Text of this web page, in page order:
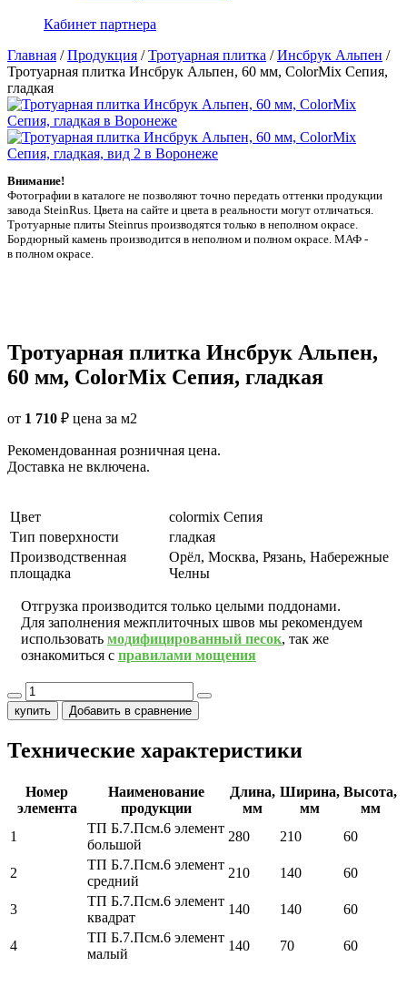
Кабинет партнера
Главная /Продукция /Тротуарная плитка /Инсбрук Альпен /
Тротуарная плитка Инсбрук Альпен, 60 мм, ColorMix Сепия,
гладкая
Внимание!
Фотографии в каталоге не позволяют точно передать оттенки продукции
заводa SteinRus. Цвета на сайте и цвета в реальности могут отличаться.
Тротуарные плиты Steinrus производятся только в неполном окрасе.
Бордюрный камень производится в неполном и полном окрасе. МАФ -
в полном окрасе.
Тротуарная плитка Инсбрук Альпен,
60 мм, ColorMix Сепия, гладкая
от 1 710 ₽ цена за м2
Рекомендованная розничная цена.
Доставка не включена.
Цвет
colormix Сепия
Тип поверхности
гладкая
Производственная
площадка
Орёл, Москва, Рязань, Набережные
Челны
Отгрузка производится только целыми поддонами.
Для заполнения межплиточных швов мы рекомендуем
использовать модифицированный песок, так же
ознакомиться с правилами мощения
купить Добавить в сравнение
Технические характеристики
Номер
элемента
Наименование
продукции
Длина,
мм
Ширина,
мм
Высота,
мм
1
ТП Б.7.Псм.6 элемент
большой
280 210 60
2
ТП Б.7.Псм.6 элемент
средний
210 140 60
3
ТП Б.7.Псм.6 элемент
квадрат
140 140 60
4
ТП Б.7.Псм.6 элемент
малый
140 70 60